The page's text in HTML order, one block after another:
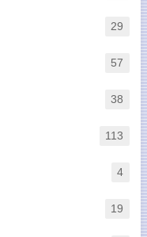
29
57
38
113
4
19